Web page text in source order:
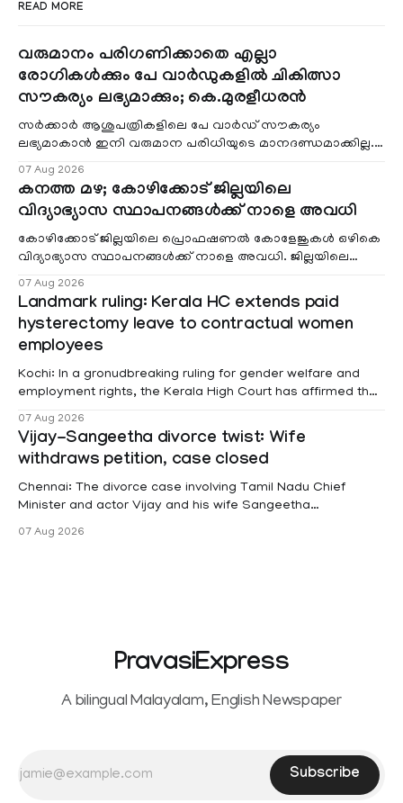
READ MORE
വരുമാനം പരിഗണിക്കാതെ എല്ലാ
രോഗികൾക്കും പേ വാർഡുകളിൽ ചികിത്സാ
സൗകര്യം ലഭ്യമാക്കും; കെ.മുരളീധരൻ
സർക്കാർ ആശുപത്രികളിലെ പേ വാർഡ് സൗകര്യം
ലഭ്യമാകാൻ ഇനി വരുമാന പരിധിയുടെ മാനദണ്ഡമാക്കില്ല.
07 Aug 2026
കനത്ത മഴ; കോഴിക്കോട് ജില്ലയിലെ
വിദ്യാഭ്യാസ സ്ഥാപനങ്ങൾക്ക് നാളെ അവധി
കോഴിക്കോട് ജില്ലയിലെ പ്രൊഫഷണൽ കോളേജുകൾ ഒഴികെ
വിദ്യാഭ്യാസ സ്ഥാപനങ്ങൾക്ക് നാളെ അവധി. ജില്ലയിലെ
07 Aug 2026
Landmark ruling: Kerala HC extends paid
hysterectomy leave to contractual women
employees
Kochi: In a gronudbreaking ruling for gender welfare and
employment rights, the Kerala High Court has affirmed that
projects are eligible for paid medical leave following
hysterectomy surgery under the Kerala Service Rules
(KSR). The court noted that since essential benefits like
maternity
07 Aug 2026
Vijay-Sangeetha divorce twist: Wife
withdraws petition, case closed
Chennai: The divorce case involving Tamil Nadu Chief
Minister and actor Vijay and his wife Sangeetha
Sowrnalingam has taken a new turn after Sangeetha
07 Aug 2026
PravasiExpress
A bilingual Malayalam, English Newspaper
Subscribe